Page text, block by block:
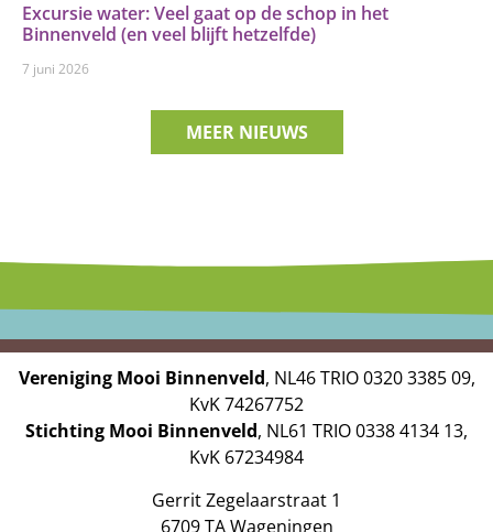
Excursie water: Veel gaat op de schop in het
Binnenveld (en veel blijft hetzelfde)
7 juni 2026
MEER NIEUWS
Vereniging Mooi Binnenveld, NL46 TRIO 0320 3385 09,
KvK 74267752
Stichting Mooi Binnenveld, NL61 TRIO 0338 4134 13,
KvK 67234984
Gerrit Zegelaarstraat 1
6709 TA Wageningen